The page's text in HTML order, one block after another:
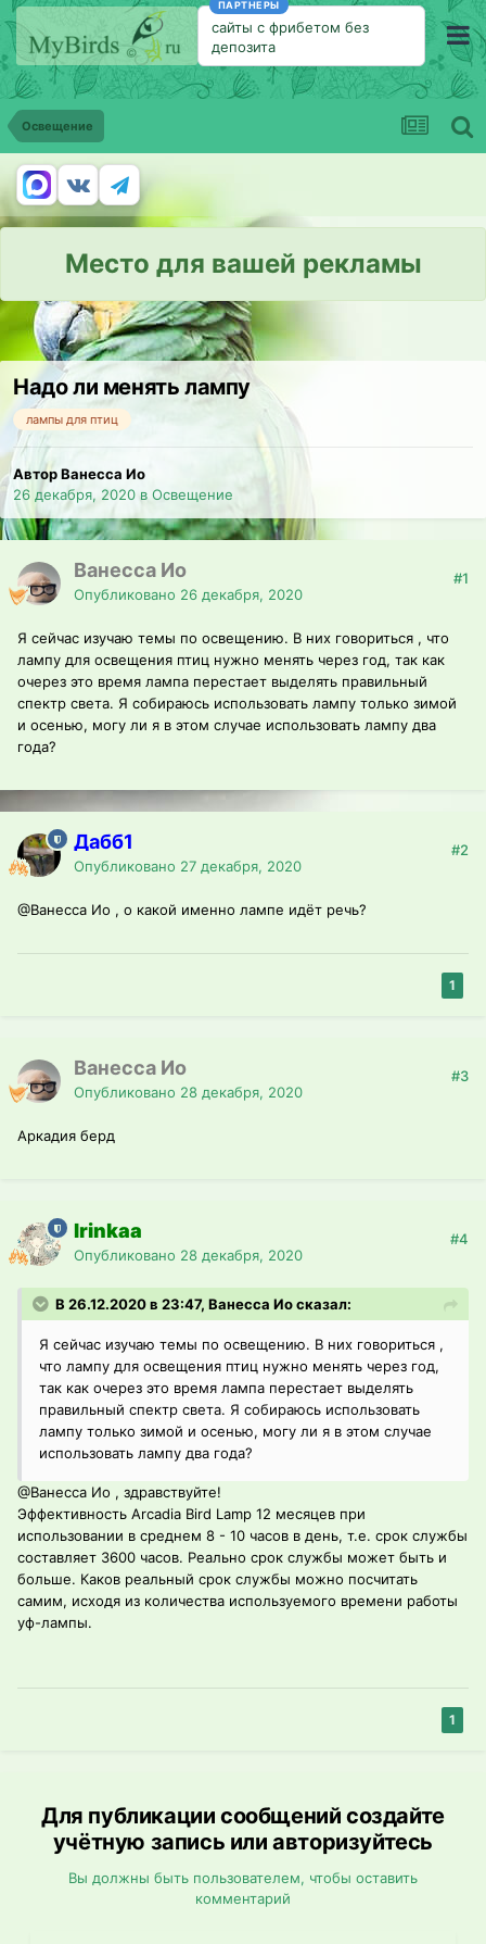
ПАРТНЕРЫ
сайты с фрибетом без
депозита
Освещение
Место для вашей рекламы
Надо ли менять лампу
лампы для птиц
Автор Ванесса Ио
26 декабря, 2020 в Освещение
Ванесса Ио
Опубликовано 26 декабря, 2020
#1
Я сейчас изучаю темы по освещению. В них говориться , что
лампу для освещения птиц нужно менять через год, так как
очерез это время лампа перестает выделять правильный
спектр света. Я собираюсь использовать лампу только зимой
и осенью, могу ли я в этом случае использовать лампу два
года?
Дабб1
Опубликовано 27 декабря, 2020
#2
@Ванесса Ио , о какой именно лампе идёт речь?
1
Ванесса Ио
Опубликовано 28 декабря, 2020
#3
Аркадия берд
Irinkaa
Опубликовано 28 декабря, 2020
#4
В 26.12.2020 в 23:47, Ванесса Ио сказал:
Я сейчас изучаю темы по освещению. В них говориться ,
что лампу для освещения птиц нужно менять через год,
так как очерез это время лампа перестает выделять
правильный спектр света. Я собираюсь использовать
лампу только зимой и осенью, могу ли я в этом случае
использовать лампу два года?
@Ванесса Ио , здравствуйте!
Эффективность Arcadia Bird Lamp 12 месяцев при
использовании в среднем 8 - 10 часов в день, т.е. срок службы
составляет 3600 часов. Реально срок службы может быть и
больше. Каков реальный срок службы можно посчитать
самим, исходя из количества используемого времени работы
уф-лампы.
1
Для публикации сообщений создайте
учётную запись или авторизуйтесь
Вы должны быть пользователем, чтобы оставить
комментарий